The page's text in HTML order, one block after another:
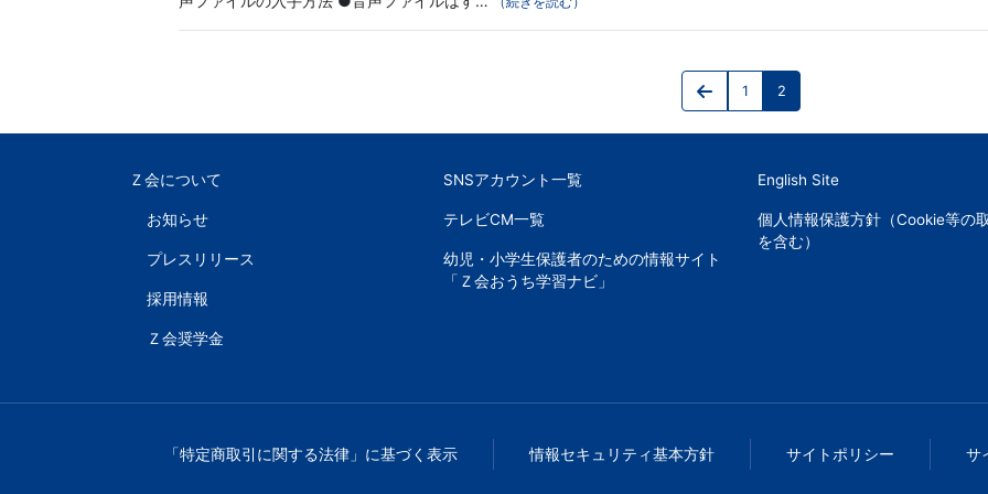
投
稿
ペ
ー
Previous
Page
1 2
Ｚ会について
お知らせ
プレスリリース
採用情報
Ｚ会奨学金
SNSアカウント一覧
テレビCM一覧
幼児・小学生保護者のための情報サイト
「Ｚ会おうち学習ナビ」
English Site
個人情報保護方針（Cookie等の
を含む）
「特定商取引に関する法律」に基づく表示 情報セキュリティ基本方針 サイトポリシー サ